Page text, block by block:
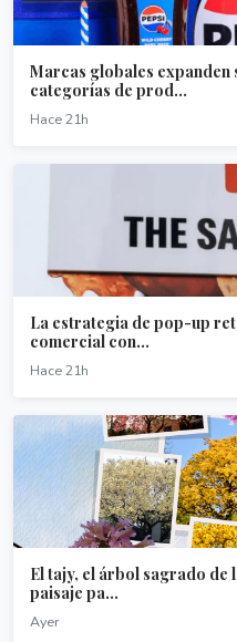
Marcas globales expanden
categorías de prod...
Hace 21h
La estrategia de pop-up
comercial con...
Hace 21h
El tajy, el árbol sagrado de
paisaje pa...
Ayer